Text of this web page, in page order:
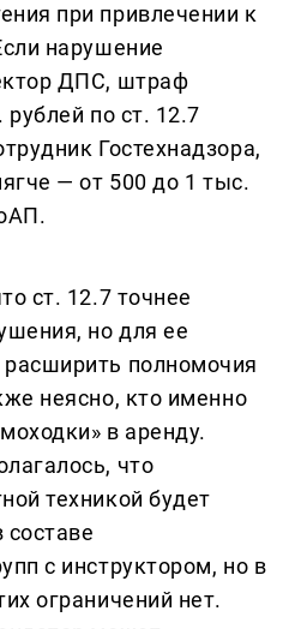
при привлечении к
нарушение
ДПС, штраф
по ст. 12.7
Гостехнадзора,
— от 500 до 1 тыс.
ст. 12.7 точнее
но для ее
полномочия
неясно, кто именно
в аренду.
что
техникой будет
с инструктором, но в
ограничений нет.